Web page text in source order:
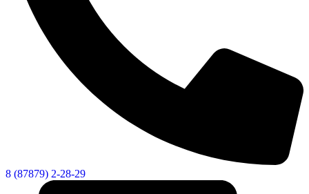
8 (87879) 2-28-29